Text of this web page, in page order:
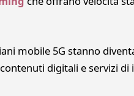
mobile 5G stanno
digitali e servizi